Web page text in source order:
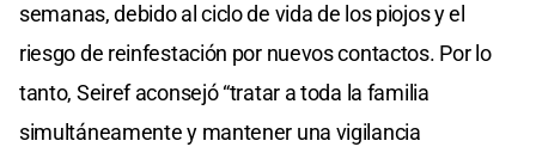
semanas, debido al ciclo de vida de los piojos y el
riesgo de reinfestación por nuevos contactos. Por lo
tanto, Seiref aconsejó “tratar a toda la familia
simultáneamente y mantener una vigilancia